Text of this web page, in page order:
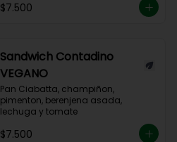
$7.500
Sandwich Contadino
VEGANO
Pan Ciabatta, champiñon,
pimenton, berenjena asada,
lechuga y tomate
$7.500